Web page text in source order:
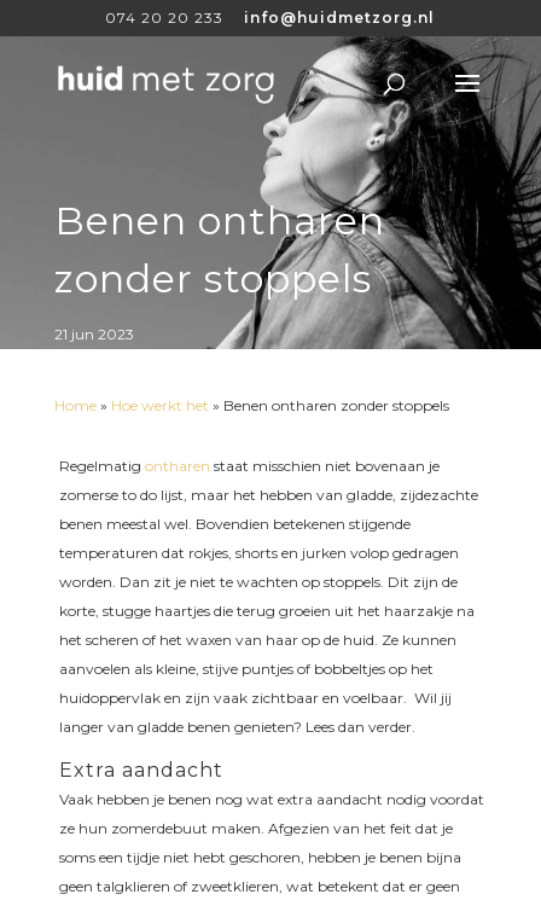
074 20 20 233 info@huidmetzorg.nl
Benen ontharen
zonder stoppels
21 jun 2023
Home» Hoe werkt het » Benen ontharen zonder stoppels
Regelmatig ontharen staat misschien niet bovenaan je
zomerse to do lijst, maar het hebben van gladde, zijdezachte
benen meestal wel. Bovendien betekenen stijgende
temperaturen dat rokjes, shorts en jurken volop gedragen
worden. Dan zit je niet te wachten op stoppels. Dit zijn de
korte, stugge haartjes die terug groeien uit het haarzakje na
het scheren of het waxen van haar op de huid. Ze kunnen
aanvoelen als kleine, stijve puntjes of bobbeltjes op het
huidoppervlak en zijn vaak zichtbaar en voelbaar. Wil jij
langer van gladde benen genieten? Lees dan verder.
Extra aandacht
Vaak hebben je benen nog wat extra aandacht nodig voordat
ze hun zomerdebuut maken. Afgezien van het feit dat je
soms een tijdje niet hebt geschoren, hebben je benen bijna
geen talgklieren of zweetklieren, wat betekent dat er geen